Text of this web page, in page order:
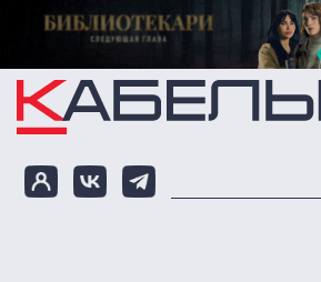
Перейти к основному содержанию